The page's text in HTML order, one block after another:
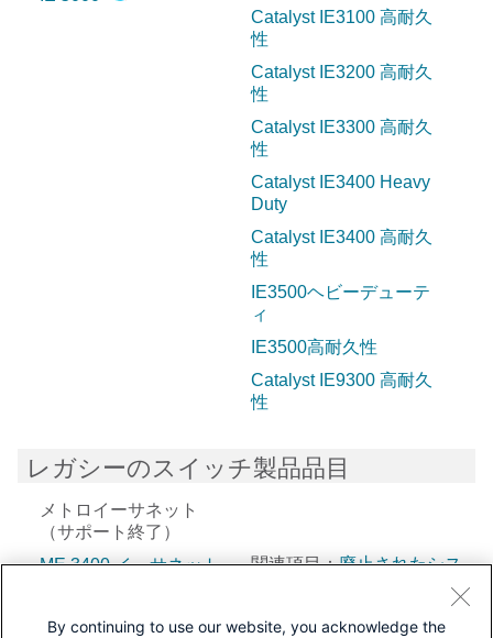
Catalyst IE3100 高耐久
性
Catalyst IE3200 高耐久
性
Catalyst IE3300 高耐久
性
Catalyst IE3400 Heavy
Duty
Catalyst IE3400 高耐久
性
IE3500ヘビーデューテ
ィ
IE3500高耐久性
Catalyst IE9300 高耐久
性
レガシーのスイッチ製品品目
メトロイーサネット
（サポート終了）
ME 3400 イーサネット
関連項目：廃止されたシス
By continuing to use our website, you acknowledge the